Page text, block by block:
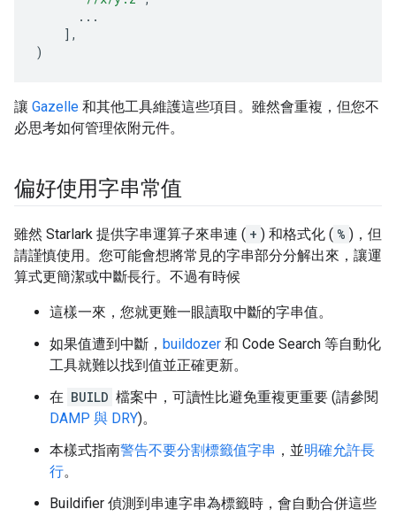
...
],
)
讓 Gazelle 和其他工具維護這些項目。雖然會重複，但您不
必思考如何管理依附元件。
偏好使用字串常值
雖然 Starlark 提供字串運算子來串連 ( + ) 和格式化 ( % )，但
請謹慎使用。您可能會想將常見的字串部分分解出來，讓運
算式更簡潔或中斷長行。不過有時候
這樣一來，您就更難一眼讀取中斷的字串值。
如果值遭到中斷， buildozer 和 Code Search 等自動化
工具就難以找到值並正確更新。
在 BUILD 檔案中，可讀性比避免重複更重要 (請參閱
DAMP 與 DRY)。
本樣式指南警告不要分割標籤值字串 ，並明確允許長
行。
Buildifier 偵測到串連字串為標籤時，會自動合併這些